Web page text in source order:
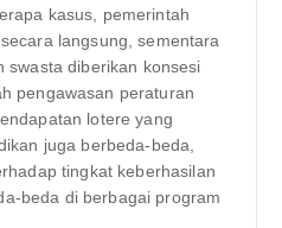
kasus, pemerintah
langsung, sementara
swasta diberikan konsesi
pengawasan peraturan
lotere yang
juga berbeda-beda,
tingkat keberhasilan
beda di berbagai program